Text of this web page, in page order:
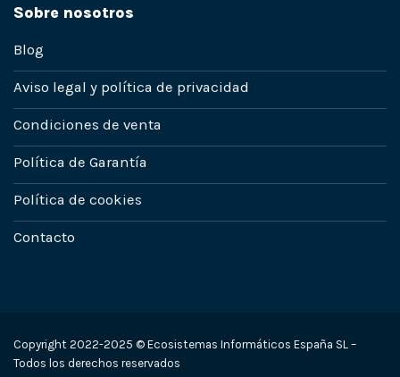
Sobre nosotros
Blog
Aviso legal y política de privacidad
Condiciones de venta
Política de Garantía
Política de cookies
Contacto
Copyright 2022-2025 © Ecosistemas Informáticos España SL –
Todos los derechos reservados